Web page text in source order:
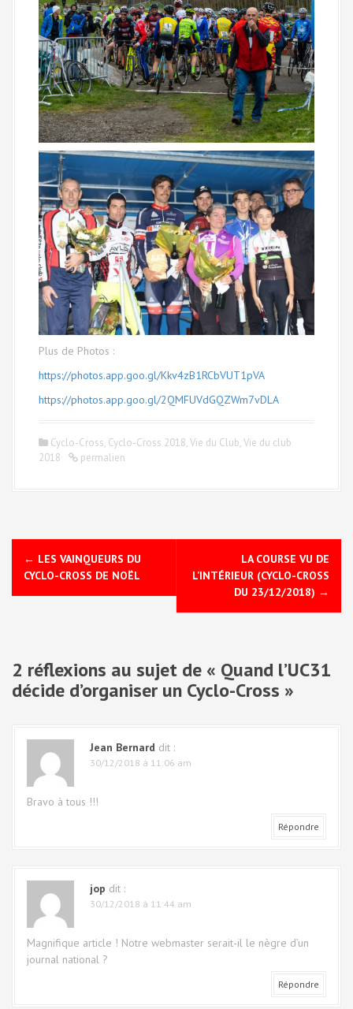
Plus de Photos :
https://photos.app.goo.gl/Kkv4zB1RCbVUT1pVA
https://photos.app.goo.gl/2QMFUVdGQZWm7vDLA
Cyclo-Cross, Cyclo-Cross 2018,Vie du Club,Vie du club
2018
permalien
N
a
g
a
← LES VAINQUEURS DU
CYCLO-CROSS DE NOËL
LA COURSE VU DE
L’INTÉRIEUR (CYCLO-CROSS
DU 23/12/2018) →
2 réflexions au sujet de « Quand l’UC31
décide d’organiser un Cyclo-Cross »
Jean Bernard dit :
30/12/2018 à 11:06 am
Bravo à tous !!!
Répondre
jop dit :
30/12/2018 à 11:44 am
Magnifique article ! Notre webmaster serait-il le nègre d’un
journal national ?
Répondre